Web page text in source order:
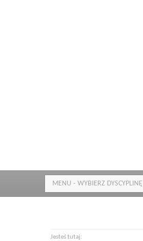
MENU - WYBIERZ DYSCYPLINĘ
Jesteś tutaj: